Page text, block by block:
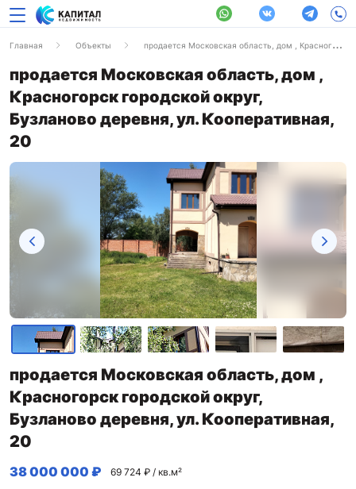
Главная Объекты продается Московская область, дом , Красногорск городской округ, Бузланово деревня, ул. Кооперативная, 20
продается Московская область, дом ,
Красногорск городской округ,
Бузланово деревня, ул. Кооперативная,
20
продается Московская область, дом ,
Красногорск городской округ,
Бузланово деревня, ул. Кооперативная,
20
38 000 000 ₽ 69 724 ₽ / кв.м²